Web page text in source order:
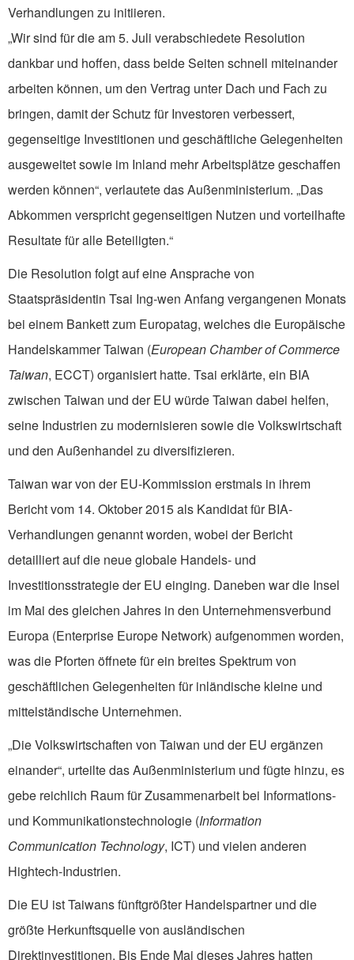
Verhandlungen zu initiieren.
„Wir sind für die am 5. Juli verabschiedete Resolution
dankbar und hoffen, dass beide Seiten schnell miteinander
arbeiten können, um den Vertrag unter Dach und Fach zu
bringen, damit der Schutz für Investoren verbessert,
gegenseitige Investitionen und geschäftliche Gelegenheiten
ausgeweitet sowie im Inland mehr Arbeitsplätze geschaffen
werden können“, verlautete das Außenministerium. „Das
Abkommen verspricht gegenseitigen Nutzen und vorteilhafte
Resultate für alle Beteiligten.“
Die Resolution folgt auf eine Ansprache von
Staatspräsidentin Tsai Ing-wen Anfang vergangenen Monats
bei einem Bankett zum Europatag, welches die Europäische
Handelskammer Taiwan (European Chamber of Commerce
Taiwan, ECCT) organisiert hatte. Tsai erklärte, ein BIA
zwischen Taiwan und der EU würde Taiwan dabei helfen,
seine Industrien zu modernisieren sowie die Volkswirtschaft
und den Außenhandel zu diversifizieren.
Taiwan war von der EU-Kommission erstmals in ihrem
Bericht vom 14. Oktober 2015 als Kandidat für BIA-
Verhandlungen genannt worden, wobei der Bericht
detailliert auf die neue globale Handels- und
Investitionsstrategie der EU einging. Daneben war die Insel
im Mai des gleichen Jahres in den Unternehmensverbund
Europa (Enterprise Europe Network) aufgenommen worden,
was die Pforten öffnete für ein breites Spektrum von
geschäftlichen Gelegenheiten für inländische kleine und
mittelständische Unternehmen.
„Die Volkswirtschaften von Taiwan und der EU ergänzen
einander“, urteilte das Außenministerium und fügte hinzu, es
gebe reichlich Raum für Zusammenarbeit bei Informations-
und Kommunikationstechnologie (Information
Communication Technology, ICT) und vielen anderen
Hightech-Industrien.
Die EU ist Taiwans fünftgrößter Handelspartner und die
größte Herkunftsquelle von ausländischen
Direktinvestitionen. Bis Ende Mai dieses Jahres hatten